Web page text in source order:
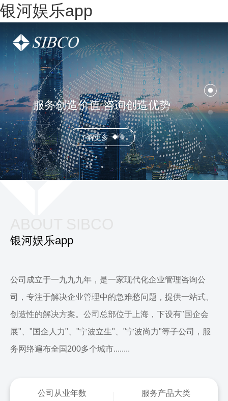
银河娱乐app
服务创造价值 咨询创造优势
了解更多
银河娱乐app
公司成立于一九九九年，是一家现代化企业管理咨询公
司，专注于解决企业管理中的急难愁问题，提供一站式、
创造性的解决方案。公司总部位于上海，下设有"国企会
展"、"国企人力"、"宁波立生"、"宁波尚力"等子公司，服
务网络遍布全国200多个城市........
公司从业年数 服务产品大类